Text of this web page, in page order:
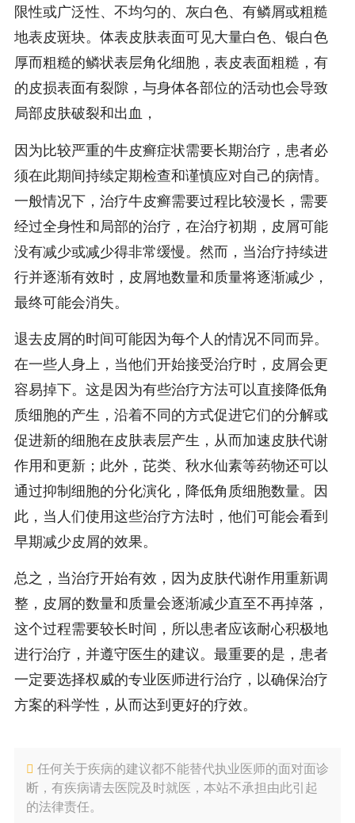
限性或广泛性、不均匀的、灰白色、有鳞屑或粗糙
地表皮斑块。体表皮肤表面可见大量白色、银白色
厚而粗糙的鳞状表层角化细胞，表皮表面粗糙，有
的皮损表面有裂隙，与身体各部位的活动也会导致
局部皮肤破裂和出血，
因为比较严重的牛皮癣症状需要长期治疗，患者必
须在此期间持续定期检查和谨慎应对自己的病情。
一般情况下，治疗牛皮癣需要过程比较漫长，需要
经过全身性和局部的治疗，在治疗初期，皮屑可能
没有减少或减少得非常缓慢。然而，当治疗持续进
行并逐渐有效时，皮屑地数量和质量将逐渐减少，
最终可能会消失。
退去皮屑的时间可能因为每个人的情况不同而异。
在一些人身上，当他们开始接受治疗时，皮屑会更
容易掉下。这是因为有些治疗方法可以直接降低角
质细胞的产生，沿着不同的方式促进它们的分解或
促进新的细胞在皮肤表层产生，从而加速皮肤代谢
作用和更新；此外，芘类、秋水仙素等药物还可以
通过抑制细胞的分化演化，降低角质细胞数量。因
此，当人们使用这些治疗方法时，他们可能会看到
早期减少皮屑的效果。
总之，当治疗开始有效，因为皮肤代谢作用重新调
整，皮屑的数量和质量会逐渐减少直至不再掉落，
这个过程需要较长时间，所以患者应该耐心积极地
进行治疗，并遵守医生的建议。最重要的是，患者
一定要选择权威的专业医师进行治疗，以确保治疗
方案的科学性，从而达到更好的疗效。
任何关于疾病的建议都不能替代执业医师的面对面诊
断，有疾病请去医院及时就医，本站不承担由此引起
的法律责任。